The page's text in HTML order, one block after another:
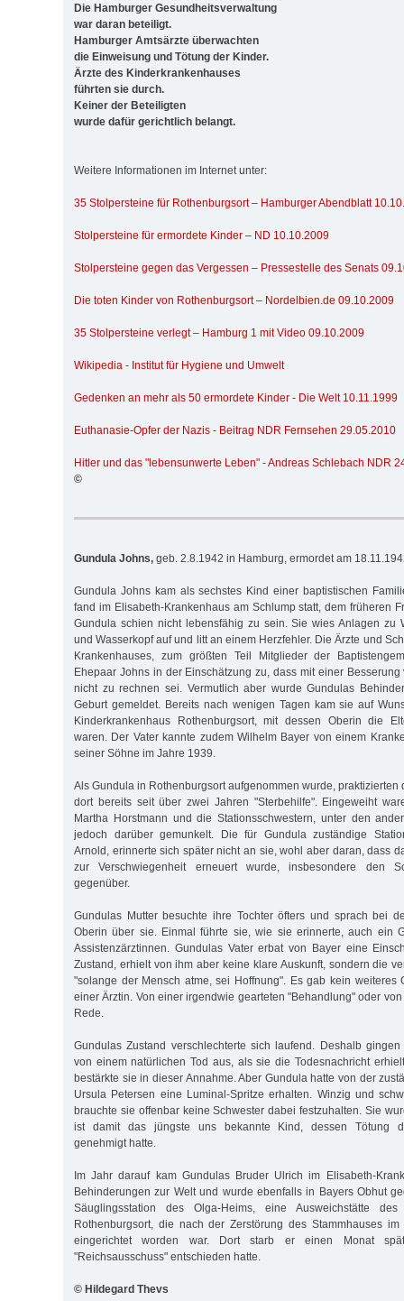
Die Hamburger Gesundheitsverwaltung
war daran beteiligt.
Hamburger Amtsärzte überwachten
die Einweisung und Tötung der Kinder.
Ärzte des Kinderkrankenhauses
führten sie durch.
Keiner der Beteiligten
wurde dafür gerichtlich belangt.
Weitere Informationen im Internet unter:
35 Stolpersteine für Rothenburgsort – Hamburger Abendblatt
Stolpersteine für ermordete Kinder – ND 10.10.2009
Stolpersteine gegen das Vergessen – Pressestelle des Senats
Die toten Kinder von Rothenburgsort – Nordelbien.de 09.10.2009
35 Stolpersteine verlegt – Hamburg 1 mit Video 09.10.2009
Wikipedia - Institut für Hygiene und Umwelt
Gedenken an mehr als 50 ermordete Kinder - Die Welt 10.11.1999
Euthanasie-Opfer der Nazis - Beitrag NDR Fernsehen 29.05.2010
Hitler und das "lebensunwerte Leben" - Andreas Schlebach NDR
©
Gundula Johns, geb. 2.8.1942 in Hamburg, ermordet am
Gundula Johns kam als sechstes Kind einer baptistischen
fand im Elisabeth-Krankenhaus am Schlump statt, dem früheren
Gundula schien nicht lebensfähig zu sein. Sie wies Anlagen zu
und Wasserkopf auf und litt an einem Herzfehler. Die Ärzte und
Krankenhauses, zum größten Teil Mitglieder der
Ehepaar Johns in der Einschätzung zu, dass mit einer
nicht zu rechnen sei. Vermutlich aber wurde Gundulas
Geburt gemeldet. Bereits nach wenigen Tagen kam sie auf
Kinderkrankenhaus Rothenburgsort, mit dessen Oberin die
waren. Der Vater kannte zudem Wilhelm Bayer von einem
seiner Söhne im Jahre 1939.
Als Gundula in Rothenburgsort aufgenommen wurde, praktizierten
dort bereits seit über zwei Jahren "Sterbehilfe". Eingeweiht
Martha Horstmann und die Stationsschwestern, unter den
jedoch darüber gemunkelt. Die für Gundula zuständige
Arnold, erinnerte sich später nicht an sie, wohl aber daran, dass
zur Verschwiegenheit erneuert wurde, insbesondere den
gegenüber.
Gundulas Mutter besuchte ihre Tochter öfters und sprach bei
Oberin über sie. Einmal führte sie, wie sie erinnerte, auch ein
Assistenzärztinnen. Gundulas Vater erbat von Bayer eine
Zustand, erhielt von ihm aber keine klare Auskunft, sondern die
"solange der Mensch atme, sei Hoffnung". Es gab kein weiteres
einer Ärztin. Von einer irgendwie gearteten "Behandlung" oder
Rede.
Gundulas Zustand verschlechterte sich laufend. Deshalb
von einem natürlichen Tod aus, als sie die Todesnachricht
bestärkte sie in dieser Annahme. Aber Gundula hatte von der
Ursula Petersen eine Luminal-Spritze erhalten. Winzig und
brauchte sie offenbar keine Schwester dabei festzuhalten. Sie
ist damit das jüngste uns bekannte Kind, dessen Tötung
genehmigt hatte.
Im Jahr darauf kam Gundulas Bruder Ulrich im Elisabeth-
Behinderungen zur Welt und wurde ebenfalls in Bayers Obhut
Säuglingsstation des Olga-Heims, eine Ausweichstätte des
Rothenburgsort, die nach der Zerstörung des Stammhauses
eingerichtet worden war. Dort starb er einen Monat
"Reichsausschuss" entschieden hatte.
© Hildegard Thevs